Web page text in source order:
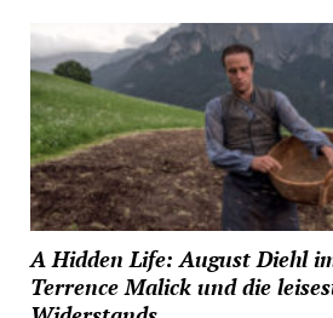
A Hidden Life: August Diehl
Terrence Malick und die